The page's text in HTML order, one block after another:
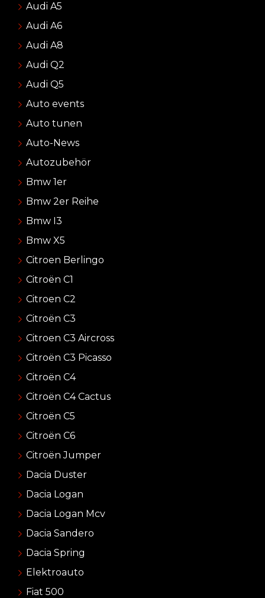
Audi A5
Audi A6
Audi A8
Audi Q2
Audi Q5
Auto events
Auto tunen
Auto-News
Autozubehör
Bmw 1er
Bmw 2er Reihe
Bmw I3
Bmw X5
Citroen Berlingo
Citroën C1
Citroen C2
Citroën C3
Citroen C3 Aircross
Citroën C3 Picasso
Citroën C4
Citroën C4 Cactus
Citroën C5
Citroën C6
Citroën Jumper
Dacia Duster
Dacia Logan
Dacia Logan Mcv
Dacia Sandero
Dacia Spring
Elektroauto
Fiat 500